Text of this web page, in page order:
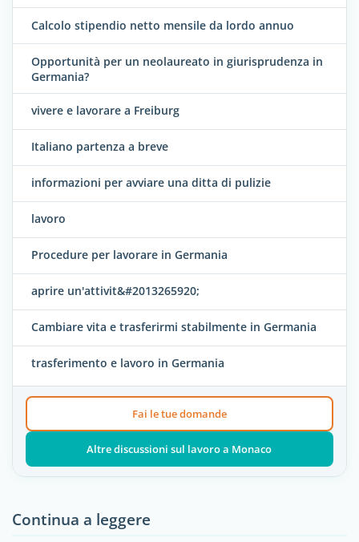
Calcolo stipendio netto mensile da lordo annuo
Opportunità per un neolaureato in giurisprudenza in
Germania?
vivere e lavorare a Freiburg
Italiano partenza a breve
informazioni per avviare una ditta di pulizie
lavoro
Procedure per lavorare in Germania
aprire un'attivit&#2013265920;
Cambiare vita e trasferirmi stabilmente in Germania
trasferimento e lavoro in Germania
Fai le tue domande
Altre discussioni sul lavoro a Monaco
Continua a leggere